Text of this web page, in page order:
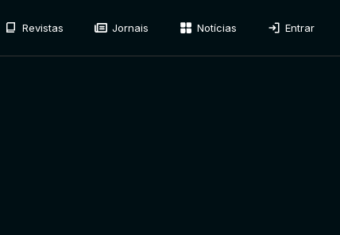
Revistas Jornais Notícias Entrar